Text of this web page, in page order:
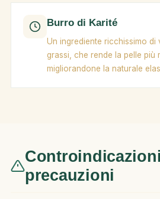
Burro di Karité
Un ingrediente ricchissimo di
grassi, che rende la pelle più
migliorandone la naturale
precauzioni